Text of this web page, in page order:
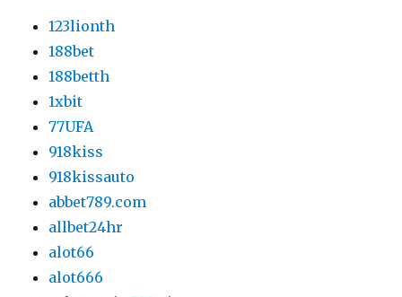
123lionth
188bet
188betth
1xbit
77UFA
918kiss
918kissauto
abbet789.com
allbet24hr
alot66
alot666